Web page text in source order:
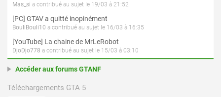
Mas_si a contribué au sujet le 19/03 à 21:52
[PC] GTAV a quitté inopinément
BouliBouli10 a contribué au sujet le 16/03 à 16:35
[YouTube] La chaine de MrLeRobot
DjoDjo778 a contribué au sujet le 15/03 à 03:10
Accéder aux forums GTANF
Téléchargements GTA 5